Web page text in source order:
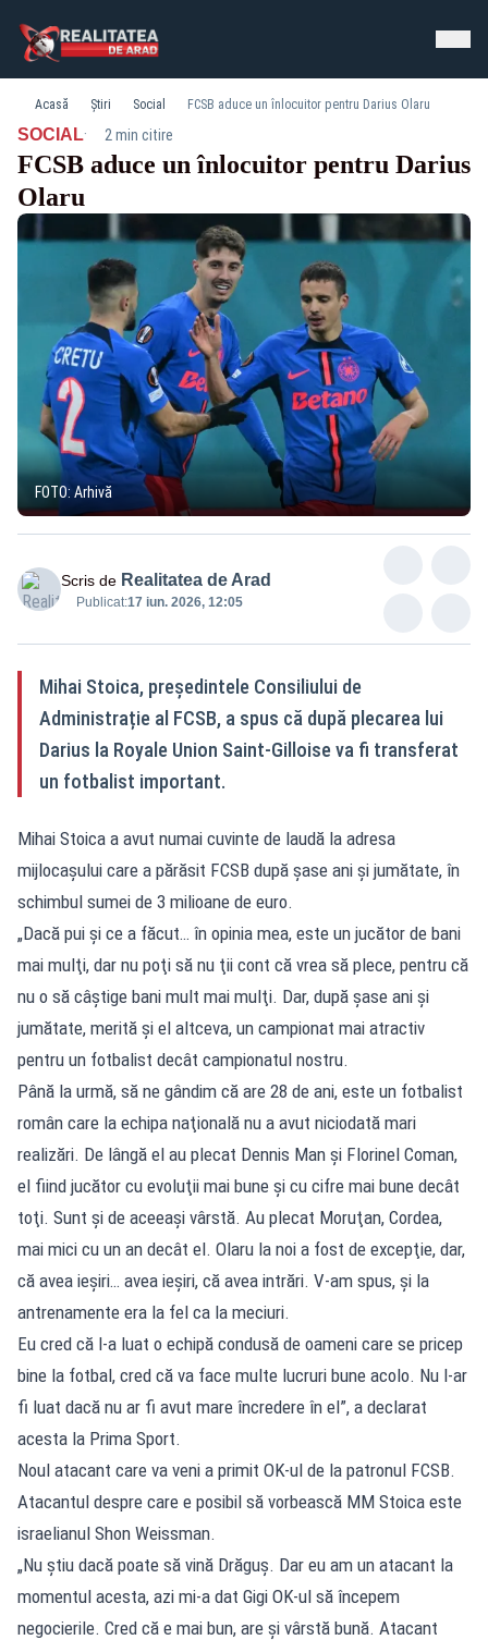
Acasă Știri Social FCSB aduce un înlocuitor pentru Darius Olaru
SOCIAL· 2 min citire
FCSB aduce un înlocuitor pentru Darius
Olaru
FOTO: Arhivă
Scris de Realitatea de Arad
Publicat:17 iun. 2026, 12:05
Mihai Stoica, președintele Consiliului de
Administrație al FCSB, a spus că după plecarea lui
Darius la Royale Union Saint-Gilloise va fi transferat
un fotbalist important.
Mihai Stoica a avut numai cuvinte de laudă la adresa
mijlocașului care a părăsit FCSB după șase ani și jumătate, în
schimbul sumei de 3 milioane de euro.
„Dacă pui şi ce a făcut… în opinia mea, este un jucător de bani
mai mulţi, dar nu poţi să nu ţii cont că vrea să plece, pentru că
nu o să câştige bani mult mai mulţi. Dar, după şase ani şi
jumătate, merită şi el altceva, un campionat mai atractiv
pentru un fotbalist decât campionatul nostru.
Până la urmă, să ne gândim că are 28 de ani, este un fotbalist
român care la echipa naţională nu a avut niciodată mari
realizări. De lângă el au plecat Dennis Man şi Florinel Coman,
el fiind jucător cu evoluţii mai bune şi cu cifre mai bune decât
toţi. Sunt şi de aceeaşi vârstă. Au plecat Moruţan, Cordea,
mai mici cu un an decât el. Olaru la noi a fost de excepţie, dar,
că avea ieşiri… avea ieşiri, că avea intrări. V-am spus, şi la
antrenamente era la fel ca la meciuri.
Eu cred că l-a luat o echipă condusă de oameni care se pricep
bine la fotbal, cred că va face multe lucruri bune acolo. Nu l-ar
fi luat dacă nu ar fi avut mare încredere în el”, a declarat
acesta la Prima Sport.
Noul atacant care va veni a primit OK-ul de la patronul FCSB.
Atacantul despre care e posibil să vorbească MM Stoica este
israelianul Shon Weissman.
„Nu ştiu dacă poate să vină Drăguş. Dar eu am un atacant la
momentul acesta, azi mi-a dat Gigi OK-ul să începem
negocierile. Cred că e mai bun, are şi vârstă bună. Atacant